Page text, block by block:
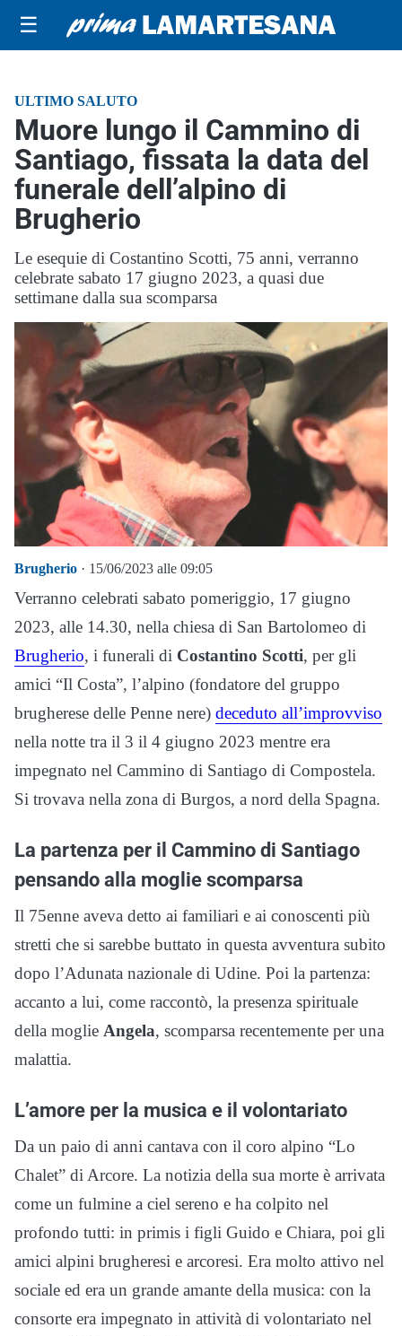
☰
ULTIMO SALUTO
Muore lungo il Cammino di
Santiago, fissata la data del
funerale dell’alpino di
Brugherio
Le esequie di Costantino Scotti, 75 anni, verranno
celebrate sabato 17 giugno 2023, a quasi due
settimane dalla sua scomparsa
Brugherio · 15/06/2023 alle 09:05
Verranno celebrati sabato pomeriggio, 17 giugno
2023, alle 14.30, nella chiesa di San Bartolomeo di
Brugherio, i funerali di Costantino Scotti, per gli
amici “Il Costa”, l’alpino (fondatore del gruppo
brugherese delle Penne nere) deceduto all’improvviso
nella notte tra il 3 il 4 giugno 2023 mentre era
impegnato nel Cammino di Santiago di Compostela.
Si trovava nella zona di Burgos, a nord della Spagna.
La partenza per il Cammino di Santiago
pensando alla moglie scomparsa
Il 75enne aveva detto ai familiari e ai conoscenti più
stretti che si sarebbe buttato in questa avventura subito
dopo l’Adunata nazionale di Udine. Poi la partenza:
accanto a lui, come raccontò, la presenza spirituale
della moglie Angela, scomparsa recentemente per una
malattia.
L’amore per la musica e il volontariato
Da un paio di anni cantava con il coro alpino “Lo
Chalet” di Arcore. La notizia della sua morte è arrivata
come un fulmine a ciel sereno e ha colpito nel
profondo tutti: in primis i figli Guido e Chiara, poi gli
amici alpini brugheresi e arcoresi. Era molto attivo nel
sociale ed era un grande amante della musica: con la
consorte era impegnato in attività di volontariato nel